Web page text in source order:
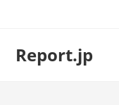
Report.jp